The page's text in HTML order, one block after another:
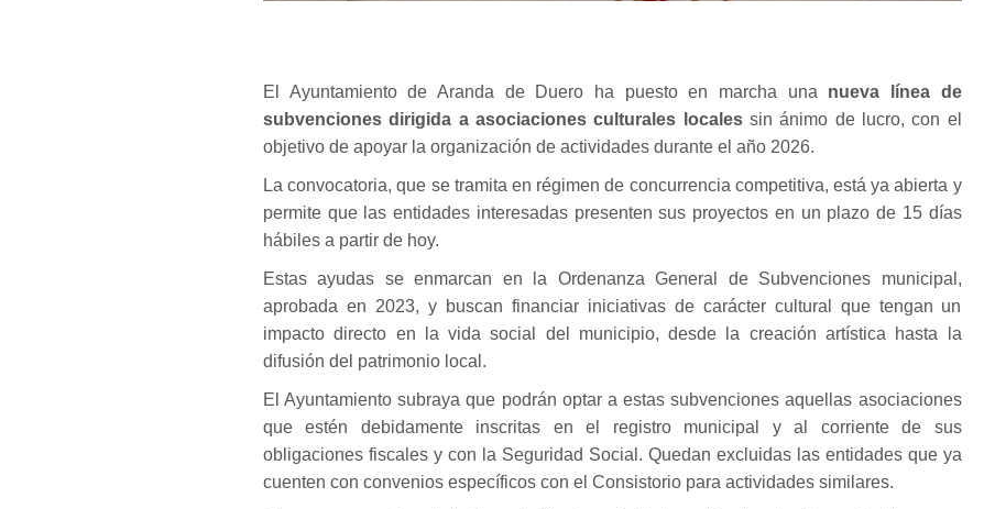
El Ayuntamiento de Aranda de Duero ha puesto en marcha una nueva línea de
subvenciones dirigida a asociaciones culturales localessin ánimo de lucro, con el
objetivo de apoyar la organización de actividades durante el año 2026.
La convocatoria, que se tramita en régimen de concurrencia competitiva, está ya abierta y
permite que las entidades interesadas presenten sus proyectos en un plazo de 15 días
hábiles a partir de hoy.
Estas ayudas se enmarcan en la Ordenanza General de Subvenciones municipal,
aprobada en 2023, y buscan financiar iniciativas de carácter cultural que tengan un
impacto directo en la vida social del municipio, desde la creación artística hasta la
difusión del patrimonio local.
El Ayuntamiento subraya que podrán optar a estas subvenciones aquellas asociaciones
que estén debidamente inscritas en el registro municipal y al corriente de sus
obligaciones fiscales y con la Seguridad Social. Quedan excluidas las entidades que ya
cuenten con convenios específicos con el Consistorio para actividades similares.